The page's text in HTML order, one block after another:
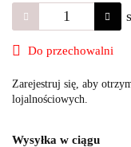
Do przechowalni
Zarejestruj się, aby
lojalnościowych.
Wysyłka w ciągu